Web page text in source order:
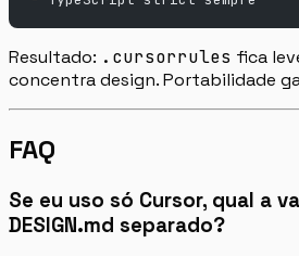
Resultado: .cursorrules fica
concentra design. Portabilidade
FAQ
Se eu uso só Cursor, qual a
DESIGN.md separado?